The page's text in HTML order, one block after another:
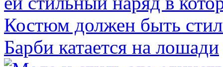
Барби катается на лошади